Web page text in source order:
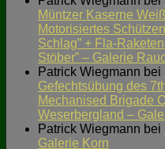
Müntzer Kaserne
Motorisiertes
Schlag” + Fla-
Stöber” – Galerie
Patrick Wiegmann bei
Gefechtsübung des
Mechanised Brigade
Weserbergland –
Patrick Wiegmann bei
Galerie Korn